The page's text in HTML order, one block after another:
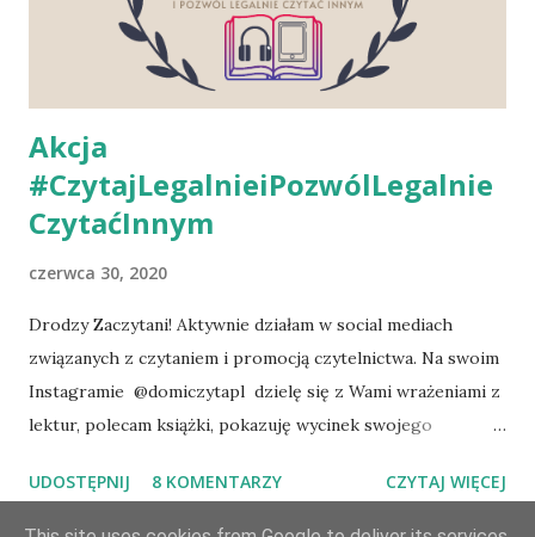
„Wron” Basia to mały kolorowy ptaszek, obdarzony
talentem malarskim, który nie ma najmniejszych problemów
z nauką, ale jednocześnie...
Akcja
#CzytajLegalnieiPozwólLegalnie
CzytaćInnym
czerwca 30, 2020
Drodzy Zaczytani! Aktywnie działam w social mediach
związanych z czytaniem i promocją czytelnictwa. Na swoim
Instagramie @domiczytapl dzielę się z Wami wrażeniami z
lektur, polecam książki, pokazuję wycinek swojego
kwestie dotyczące literackiego (ale nie tylko ;)) świata. I tak
się wczoraj złożyło, że post jednej z moich ulubionych
UDOSTĘPNIJ 8 KOMENTARZY CZYTAJ WIĘCEJ